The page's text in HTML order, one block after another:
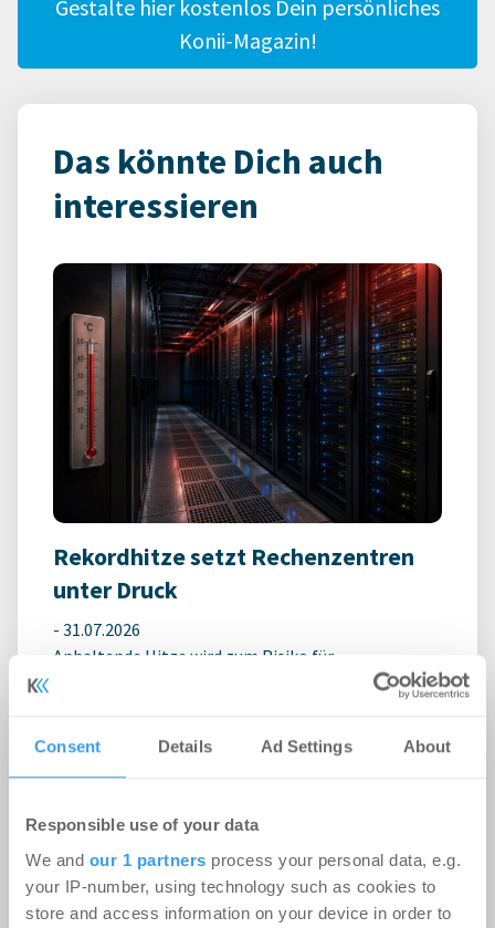
Consent Details Ad Settings About
Responsible use of your data
We and our 1 partners process your personal data, e.g.
your IP-number, using technology such as cookies to
store and access information on your device in order to
Gestalte hier kostenlos Dein persönliches
Konii-Magazin!
Das könnte Dich auch
interessieren
Rekordhitze setzt Rechenzentren
unter Druck
- 31.07.2026
Anhaltende Hitze wird zum Risiko für
Rechenzentren: Steigende Außentemperaturen
Ingeborg-Warschke-Nachwuchspreis
2026 – Bewerbung bis 2. August
möglich – Bundesbauministerin
Verena Hubertz abermals